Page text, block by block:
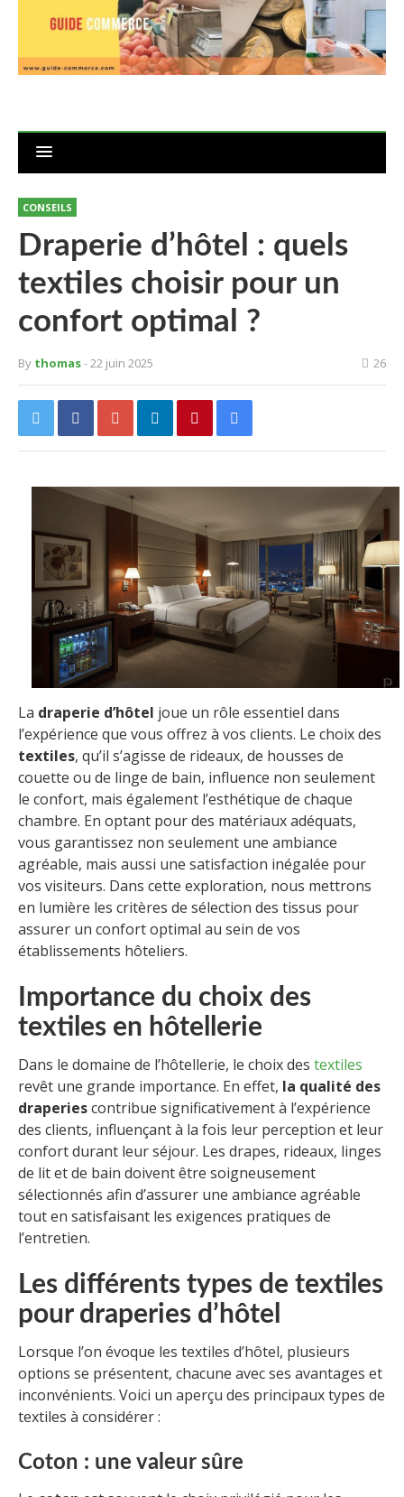
CONSEILS
Draperie d’hôtel : quels
textiles choisir pour un
confort optimal ?
By thomas- 22 juin 2025 26
La draperie d’hôtel joue un rôle essentiel dans
l’expérience que vous offrez à vos clients. Le choix des
textiles, qu’il s’agisse de rideaux, de housses de
couette ou de linge de bain, influence non seulement
le confort, mais également l’esthétique de chaque
chambre. En optant pour des matériaux adéquats,
vous garantissez non seulement une ambiance
agréable, mais aussi une satisfaction inégalée pour
vos visiteurs. Dans cette exploration, nous mettrons
en lumière les critères de sélection des tissus pour
assurer un confort optimal au sein de vos
établissements hôteliers.
Importance du choix des
textiles en hôtellerie
Dans le domaine de l’hôtellerie, le choix des textiles
revêt une grande importance. En effet, la qualité des
draperiescontribue significativement à l’expérience
des clients, influençant à la fois leur perception et leur
confort durant leur séjour. Les drapes, rideaux, linges
de lit et de bain doivent être soigneusement
sélectionnés afin d’assurer une ambiance agréable
tout en satisfaisant les exigences pratiques de
l’entretien.
Les différents types de textiles
pour draperies d’hôtel
Lorsque l’on évoque les textiles d’hôtel, plusieurs
options se présentent, chacune avec ses avantages et
inconvénients. Voici un aperçu des principaux types de
textiles à considérer :
Coton : une valeur sûre